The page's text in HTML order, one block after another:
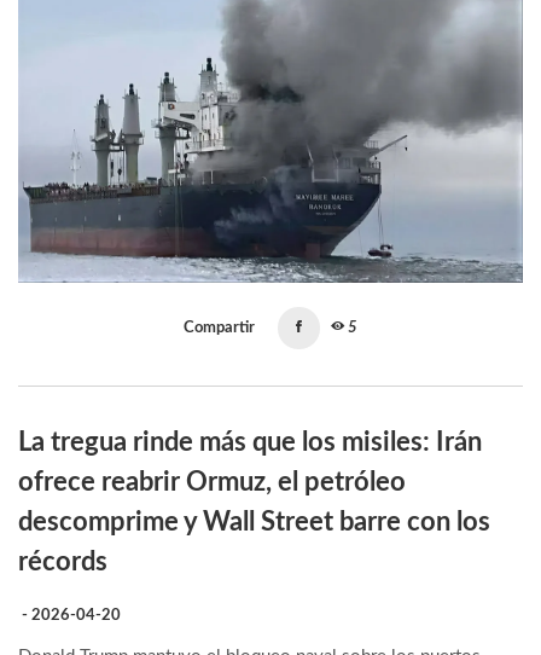
Compartir 5
La tregua rinde más que los misiles: Irán
ofrece reabrir Ormuz, el petróleo
descomprime y Wall Street barre con los
récords
- 2026-04-20